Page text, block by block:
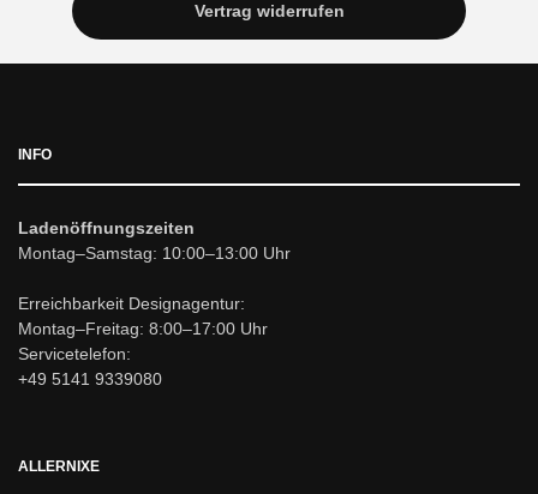
Vertrag widerrufen
INFO
Ladenöffnungszeiten
Montag–Samstag: 10:00–13:00 Uhr
Erreichbarkeit Designagentur:
Montag–Freitag: 8:00–17:00 Uhr
Servicetelefon:
+49 5141 9339080
ALLERNIXE